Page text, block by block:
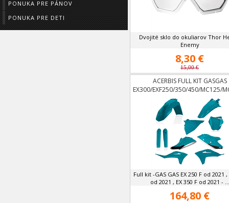
PONUKA PRE PÁNOV
PONUKA PRE DETI
Dvojité sklo do okuliarov Thor
Enemy
8,30 €
15,00 €
ACERBIS FULL KIT GASGAS
EX300/EXF250/350/450/MC125/
Full kit -GAS GAS EX 250 F od 2021 ,
od 2021 , EX 350 F od 2021 - ...
164,80 €